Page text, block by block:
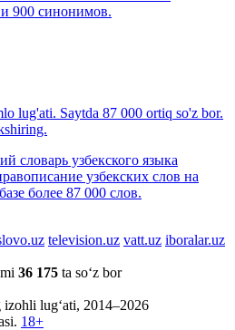
900 синонимов.
lug'ati. Saytda 87 000 ortiq so'z bor.
словарь узбекского языка
узбекских слов на
более 87 000 слов.
television.uz vatt.uz iboralar.uz
36 175 ta so‘z bor
lug‘ati, 2014–2026
18+